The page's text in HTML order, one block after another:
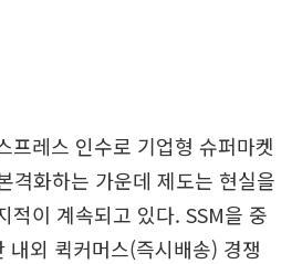
프레스 인수로 기업형 슈퍼마켓
격화하는 가운데 제도는 현실을
적이 계속되고 있다. SSM을 중
내외 퀵커머스(즉시배송) 경쟁